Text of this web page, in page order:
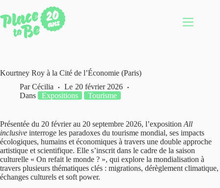
au
contenu
Kourtney Roy à la Cité de l’Économie (Paris)
Par Cécilia Le 20 février 2026
Dans
Expositions Tourisme
Présentée du 20 février au 20 septembre 2026, l’exposition All
inclusive interroge les paradoxes du tourisme mondial, ses impacts
écologiques, humains et économiques à travers une double approche
artistique et scientifique. Elle s’inscrit dans le cadre de la saison
culturelle « On refait le monde ? », qui explore la mondialisation à
travers plusieurs thématiques clés : migrations, dérèglement climatique,
échanges culturels et soft power.